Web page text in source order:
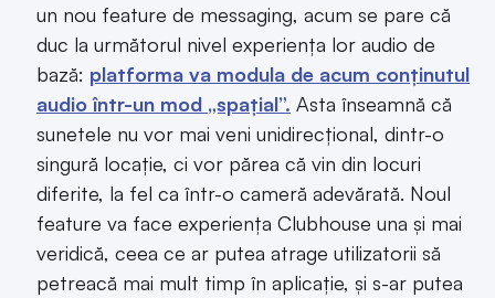
un nou feature de messaging, acum se pare că
duc la următorul nivel experiența lor audio de
bază: platforma va modula de acum conținutul
audio într-un mod „spațial”. Asta înseamnă că
sunetele nu vor mai veni unidirecțional, dintr-o
singură locație, ci vor părea că vin din locuri
diferite, la fel ca într-o cameră adevărată. Noul
feature va face experiența Clubhouse una și mai
veridică, ceea ce ar putea atrage utilizatorii să
petreacă mai mult timp în aplicație, și s-ar putea